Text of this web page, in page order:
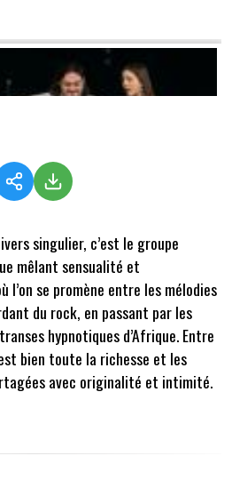
singulier, c’est le groupe
mêlant sensualité et
l’on se promène entre les mélodies
du rock, en passant par les
hypnotiques d’Afrique. Entre
bien toute la richesse et les
avec originalité et intimité.